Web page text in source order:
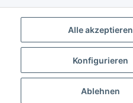
Alle akzeptieren
Konfigurieren
Ablehnen